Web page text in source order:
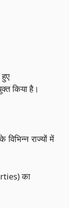
किया है।
राज्यों में
का